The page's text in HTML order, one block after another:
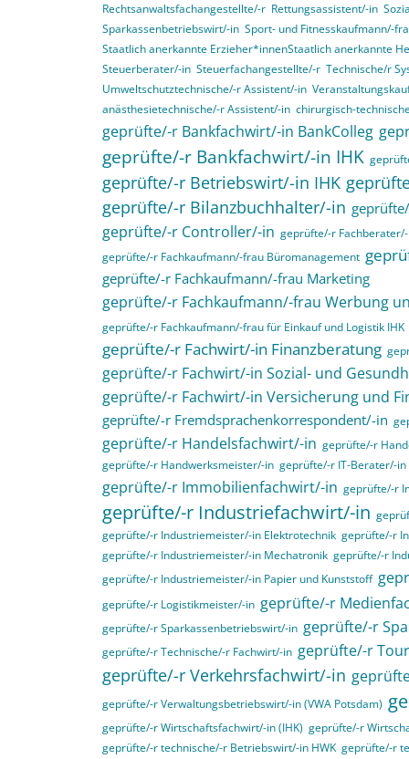
Rechtsanwaltsfachangestellte/-r Rettungsassistent/-in
Sparkassenbetriebswirt/-in Sport- und Fitnesskaufmann/-
Staatlich anerkannte Erzieher*innenStaatlich anerkannte
Steuerberater/-in Steuerfachangestellte/-r Technische/r
Umweltschutztechnische/-r Assistent/-in
anästhesietechnische/-r Assistent/-in chirurgisch-
geprüfte/-r Bankfachwirt/-in BankColleg
geprüfte/-r Bankfachwirt/-in IHK
geprüfte/-r Betriebswirt/-in IHK
geprüfte/-r Bilanzbuchhalter/-in
geprüfte/-r Controller/-in geprüfte/-r
geprüfte/-r Fachkaufmann/-frau Büromanagement
geprüfte/-r Fachkaufmann/-frau Marketing
geprüfte/-r Fachkaufmann/-frau Werbung
geprüfte/-r Fachkaufmann/-frau für Einkauf und Logistik IHK
geprüfte/-r Fachwirt/-in Finanzberatung
geprüfte/-r Fachwirt/-in Sozial- und
geprüfte/-r Fachwirt/-in Versicherung und
geprüfte/-r Fremdsprachenkorrespondent/-in
geprüfte/-r Handelsfachwirt/-in geprüfte/-r
geprüfte/-r Handwerksmeister/-in geprüfte/-r IT-Berater/-in
geprüfte/-r Immobilienfachwirt/-in geprüfte/-r
geprüfte/-r Industriefachwirt/-in
geprüfte/-r Industriemeister/-in Elektrotechnik geprüfte/-r
geprüfte/-r Industriemeister/-in Mechatronik geprüfte/-r
geprüfte/-r Industriemeister/-in Papier und Kunststoff
geprüfte/-r Logistikmeister/-in geprüfte/-r
geprüfte/-r Sparkassenbetriebswirt/-in geprüfte/-r
geprüfte/-r Technische/-r Fachwirt/-in geprüfte/-r
geprüfte/-r Verkehrsfachwirt/-in
geprüfte/-r Verwaltungsbetriebswirt/-in (VWA Potsdam)
geprüfte/-r Wirtschaftsfachwirt/-in (IHK) geprüfte/-r
geprüfte/-r technische/-r Betriebswirt/-in HWK geprüfte/-r